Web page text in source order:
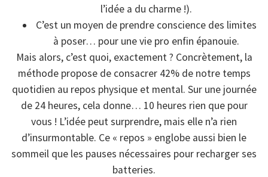
l’idée a du charme !).
C’est un moyen de prendre conscience des limites
à poser… pour une vie pro enfin épanouie.
Mais alors, c’est quoi, exactement ? Concrètement, la
méthode propose de consacrer 42% de notre temps
quotidien au repos physique et mental. Sur une journée
de 24 heures, cela donne… 10 heures rien que pour
vous ! L’idée peut surprendre, mais elle n’a rien
d’insurmontable. Ce « repos » englobe aussi bien le
sommeil que les pauses nécessaires pour recharger ses
batteries.